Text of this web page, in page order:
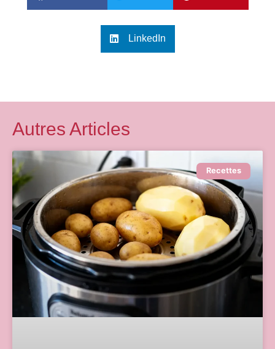
LinkedIn
Autres Articles
Recettes